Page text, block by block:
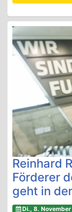
Reinhard
Förderer
geht in
Di., 8.